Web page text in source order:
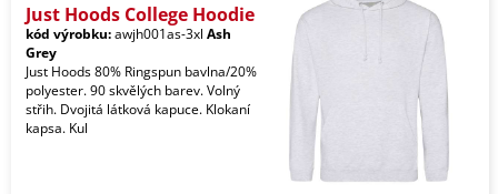
Just Hoods College Hoodie
kód výrobku:awjh001as-3xl Ash
Grey
Just Hoods 80% Ringspun bavlna/20%
polyester. 90 skvělých barev. Volný
střih. Dvojitá látková kapuce. Klokaní
kapsa. Kul